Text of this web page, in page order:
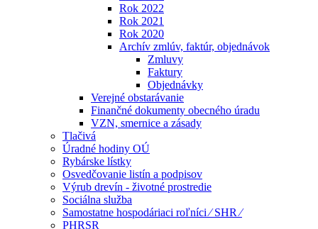
Rok 2022
Rok 2021
Rok 2020
Archív zmlúv, faktúr, objednávok
Zmluvy
Faktury
Objednávky
Verejné obstarávanie
Finančné dokumenty obecného úradu
VZN, smernice a zásady
Tlačivá
Úradné hodiny OÚ
Rybárske lístky
Osvedčovanie listín a podpisov
Výrub drevín - životné prostredie
Sociálna služba
Samostatne hospodáriaci roľníci ⁄ SHR ⁄
PHRSR